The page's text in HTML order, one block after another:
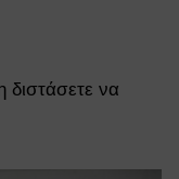
διστάσετε να